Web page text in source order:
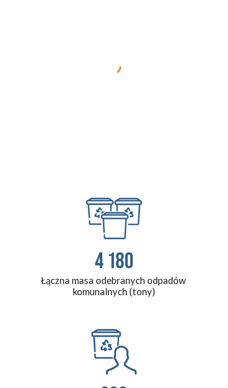
4 180
Łączna masa odebranych odpadów
komunalnych (tony)